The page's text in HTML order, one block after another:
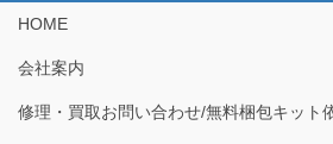
HOME
会社案内
修理・買取お問い合わせ/無料梱包キット